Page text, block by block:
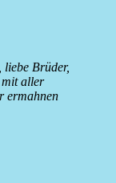
liebe Brüder,
aller
ermahnen